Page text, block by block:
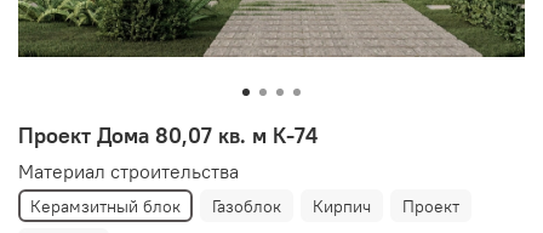
Проект Дома 80,07 кв. м К-74
Материал строительства
Керамзитный блок Газоблок Кирпич
Проект